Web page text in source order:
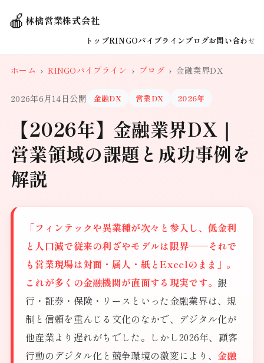
🍎林檎営業株式会社
トップRINGOパイプラインブログお問い合わせ
ホーム › RINGOパイプライン › ブログ › 金融業界DX
2026年6月14日公開 金融DX 営業DX 2026年
【2026年】金融業界DX｜
営業領域の課題と成功事例を
解説
「フィンテックや異業種が次々と参入し、低金利
と人口減で従来の利ざやモデルは限界——それで
も営業現場は対面・属人・紙とExcelのまま」。
これが多くの金融機関が直面する現実です。銀
行・証券・保険・リースといった金融業界は、規
制と信頼を重んじる文化のなかで、デジタル化が
他産業より遅れがちでした。しかし2026年、顧客
行動のデジタル化と競争環境の激変により、 金融